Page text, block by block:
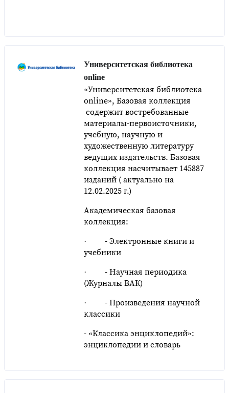
Университетская библиотека
online
«Университетская библиотека
online», Базовая коллекция
содержит востребованные
материалы-первоисточники,
учебную, научную и
художественную литературу
ведущих издательств. Базовая
коллекция насчитывает 145887
изданий ( актуально на
12.02.2025 г.)
Академическая базовая
коллекция:
· - Электронные книги и
учебники
· - Научная периодика
(Журналы ВАК)
· - Произведения научной
классики
- «Классика энциклопедий»:
энциклопедии и словарь